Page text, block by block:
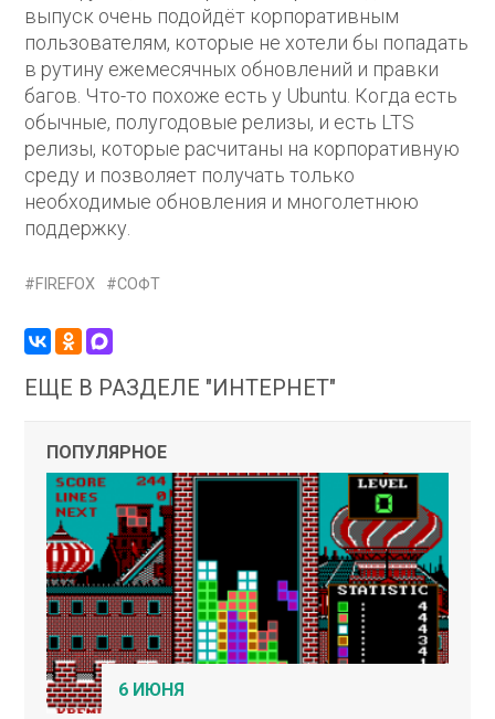
выпуск очень подойдёт корпоративным
пользователям, которые не хотели бы попадать
в рутину ежемесячных обновлений и правки
багов. Что-то похоже есть у Ubuntu. Когда есть
обычные, полугодовые релизы, и есть LTS
релизы, которые расчитаны на корпоративную
среду и позволяет получать только
необходимые обновления и многолетнюю
поддержку.
FIREFOX СОФТ
ЕЩЕ В РАЗДЕЛЕ "ИНТЕРНЕТ"
ПОПУЛЯРНОЕ
6 ИЮНЯ